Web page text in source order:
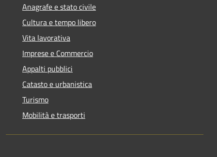
Anagrafe e stato civile
Cultura e tempo libero
Vita lavorativa
Imprese e Commercio
Appalti pubblici
Catasto e urbanistica
Turismo
Mobilità e trasporti